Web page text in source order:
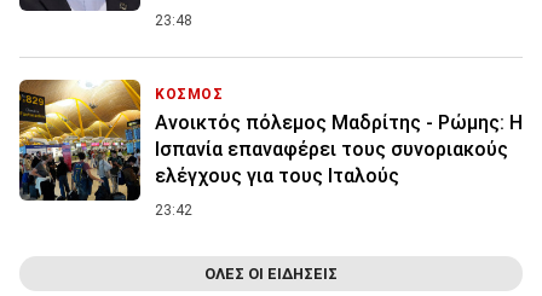
23:48
ΚΟΣΜΟΣ
Ανοικτός πόλεμος Μαδρίτης - Ρώμης: Η
Ισπανία επαναφέρει τους συνοριακούς
ελέγχους για τους Ιταλούς
23:42
ΟΛΕΣ ΟΙ ΕΙΔΗΣΕΙΣ